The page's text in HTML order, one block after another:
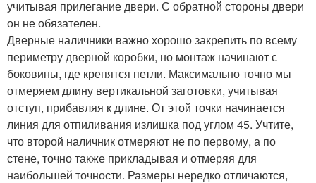
учитывая прилегание двери. С обратной стороны двери
он не обязателен.
Дверные наличники важно хорошо закрепить по всему
периметру дверной коробки, но монтаж начинают с
боковины, где крепятся петли. Максимально точно мы
отмеряем длину вертикальной заготовки, учитывая
отступ, прибавляя к длине. От этой точки начинается
линия для отпиливания излишка под углом 45. Учтите,
что второй наличник отмеряют не по первому, а по
стене, точно также прикладывая и отмеряя для
наибольшей точности. Размеры нередко отличаются,